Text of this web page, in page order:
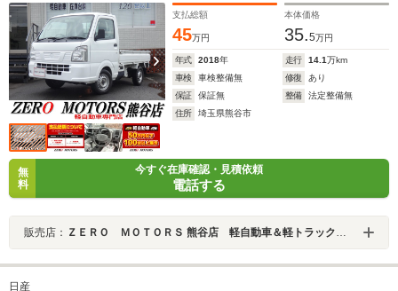
支払総額
45万円
本体価格
35.5万円
年式 2018年 走行 14.1万km
車検
車検整備無 修復
あり
保証
保証無 整備
法定整備無
住所
埼玉県熊谷市
無
料
今すぐ在庫確認・見積依頼
電話する
販売店： ＺＥＲＯ ＭＯＴＯＲＳ 熊谷店 軽自動車＆軽トラック専門店
日産